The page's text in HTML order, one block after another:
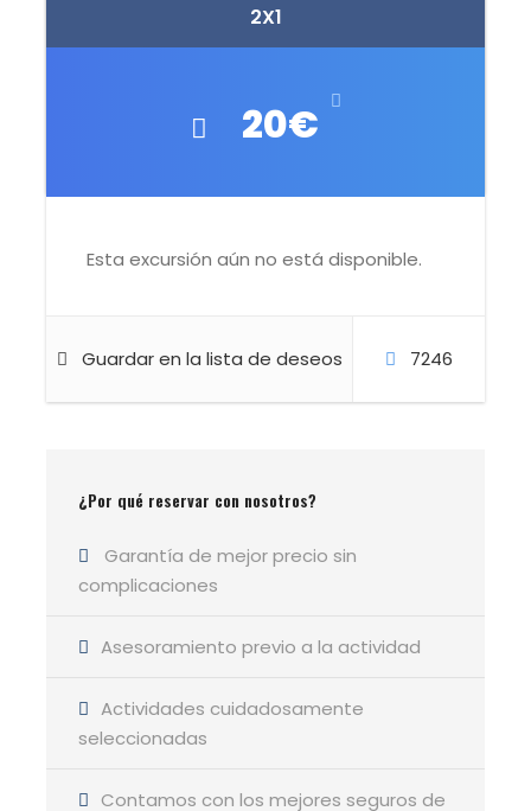
2X1
20€
Esta excursión aún no está disponible.
Guardar en la lista de deseos 7246
¿Por qué reservar con nosotros?
Garantía de mejor precio sin
complicaciones
Asesoramiento previo a la actividad
Actividades cuidadosamente
seleccionadas
Contamos con los mejores seguros de
hasta embalsarse cerca de la urbanización
Cerro Alarcón.
📍 Navalagamella, por su ubicación estratégica,
fue históricamente un cruce de caminos, algo
🌳 Esta ruta es perfecta para quienes buscan
de paisaje natural, patrimonio histórico y
Detalles de la excursión
Datos técnicos
Distancia: 14 km
Desnivel: +400 m -400 m